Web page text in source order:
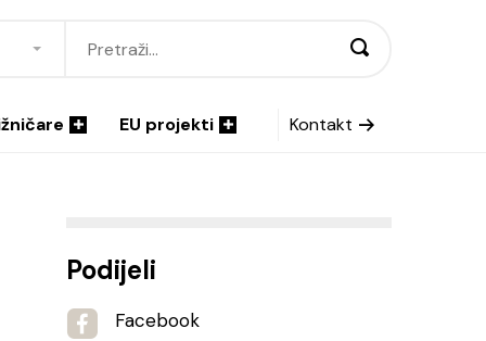
EU projekti Kontakt
Podijeli
Facebook